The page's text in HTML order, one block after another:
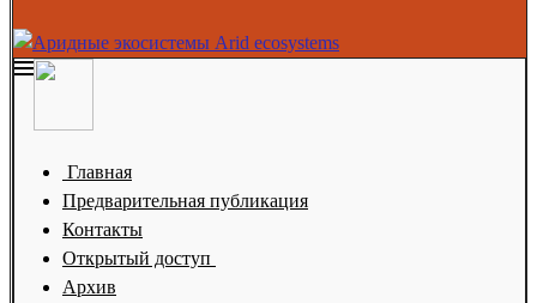
Главная
Предварительная публикация
Контакты
Открытый доступ
Архив